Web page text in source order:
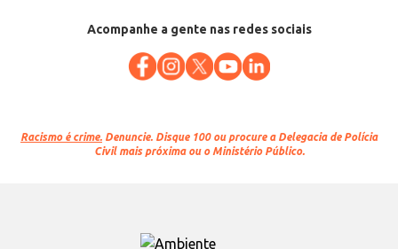
Acompanhe a gente nas redes sociais
Racismo é crime. Denuncie. Disque 100 ou procure a Delegacia de Polícia
Civil mais próxima ou o Ministério Público.